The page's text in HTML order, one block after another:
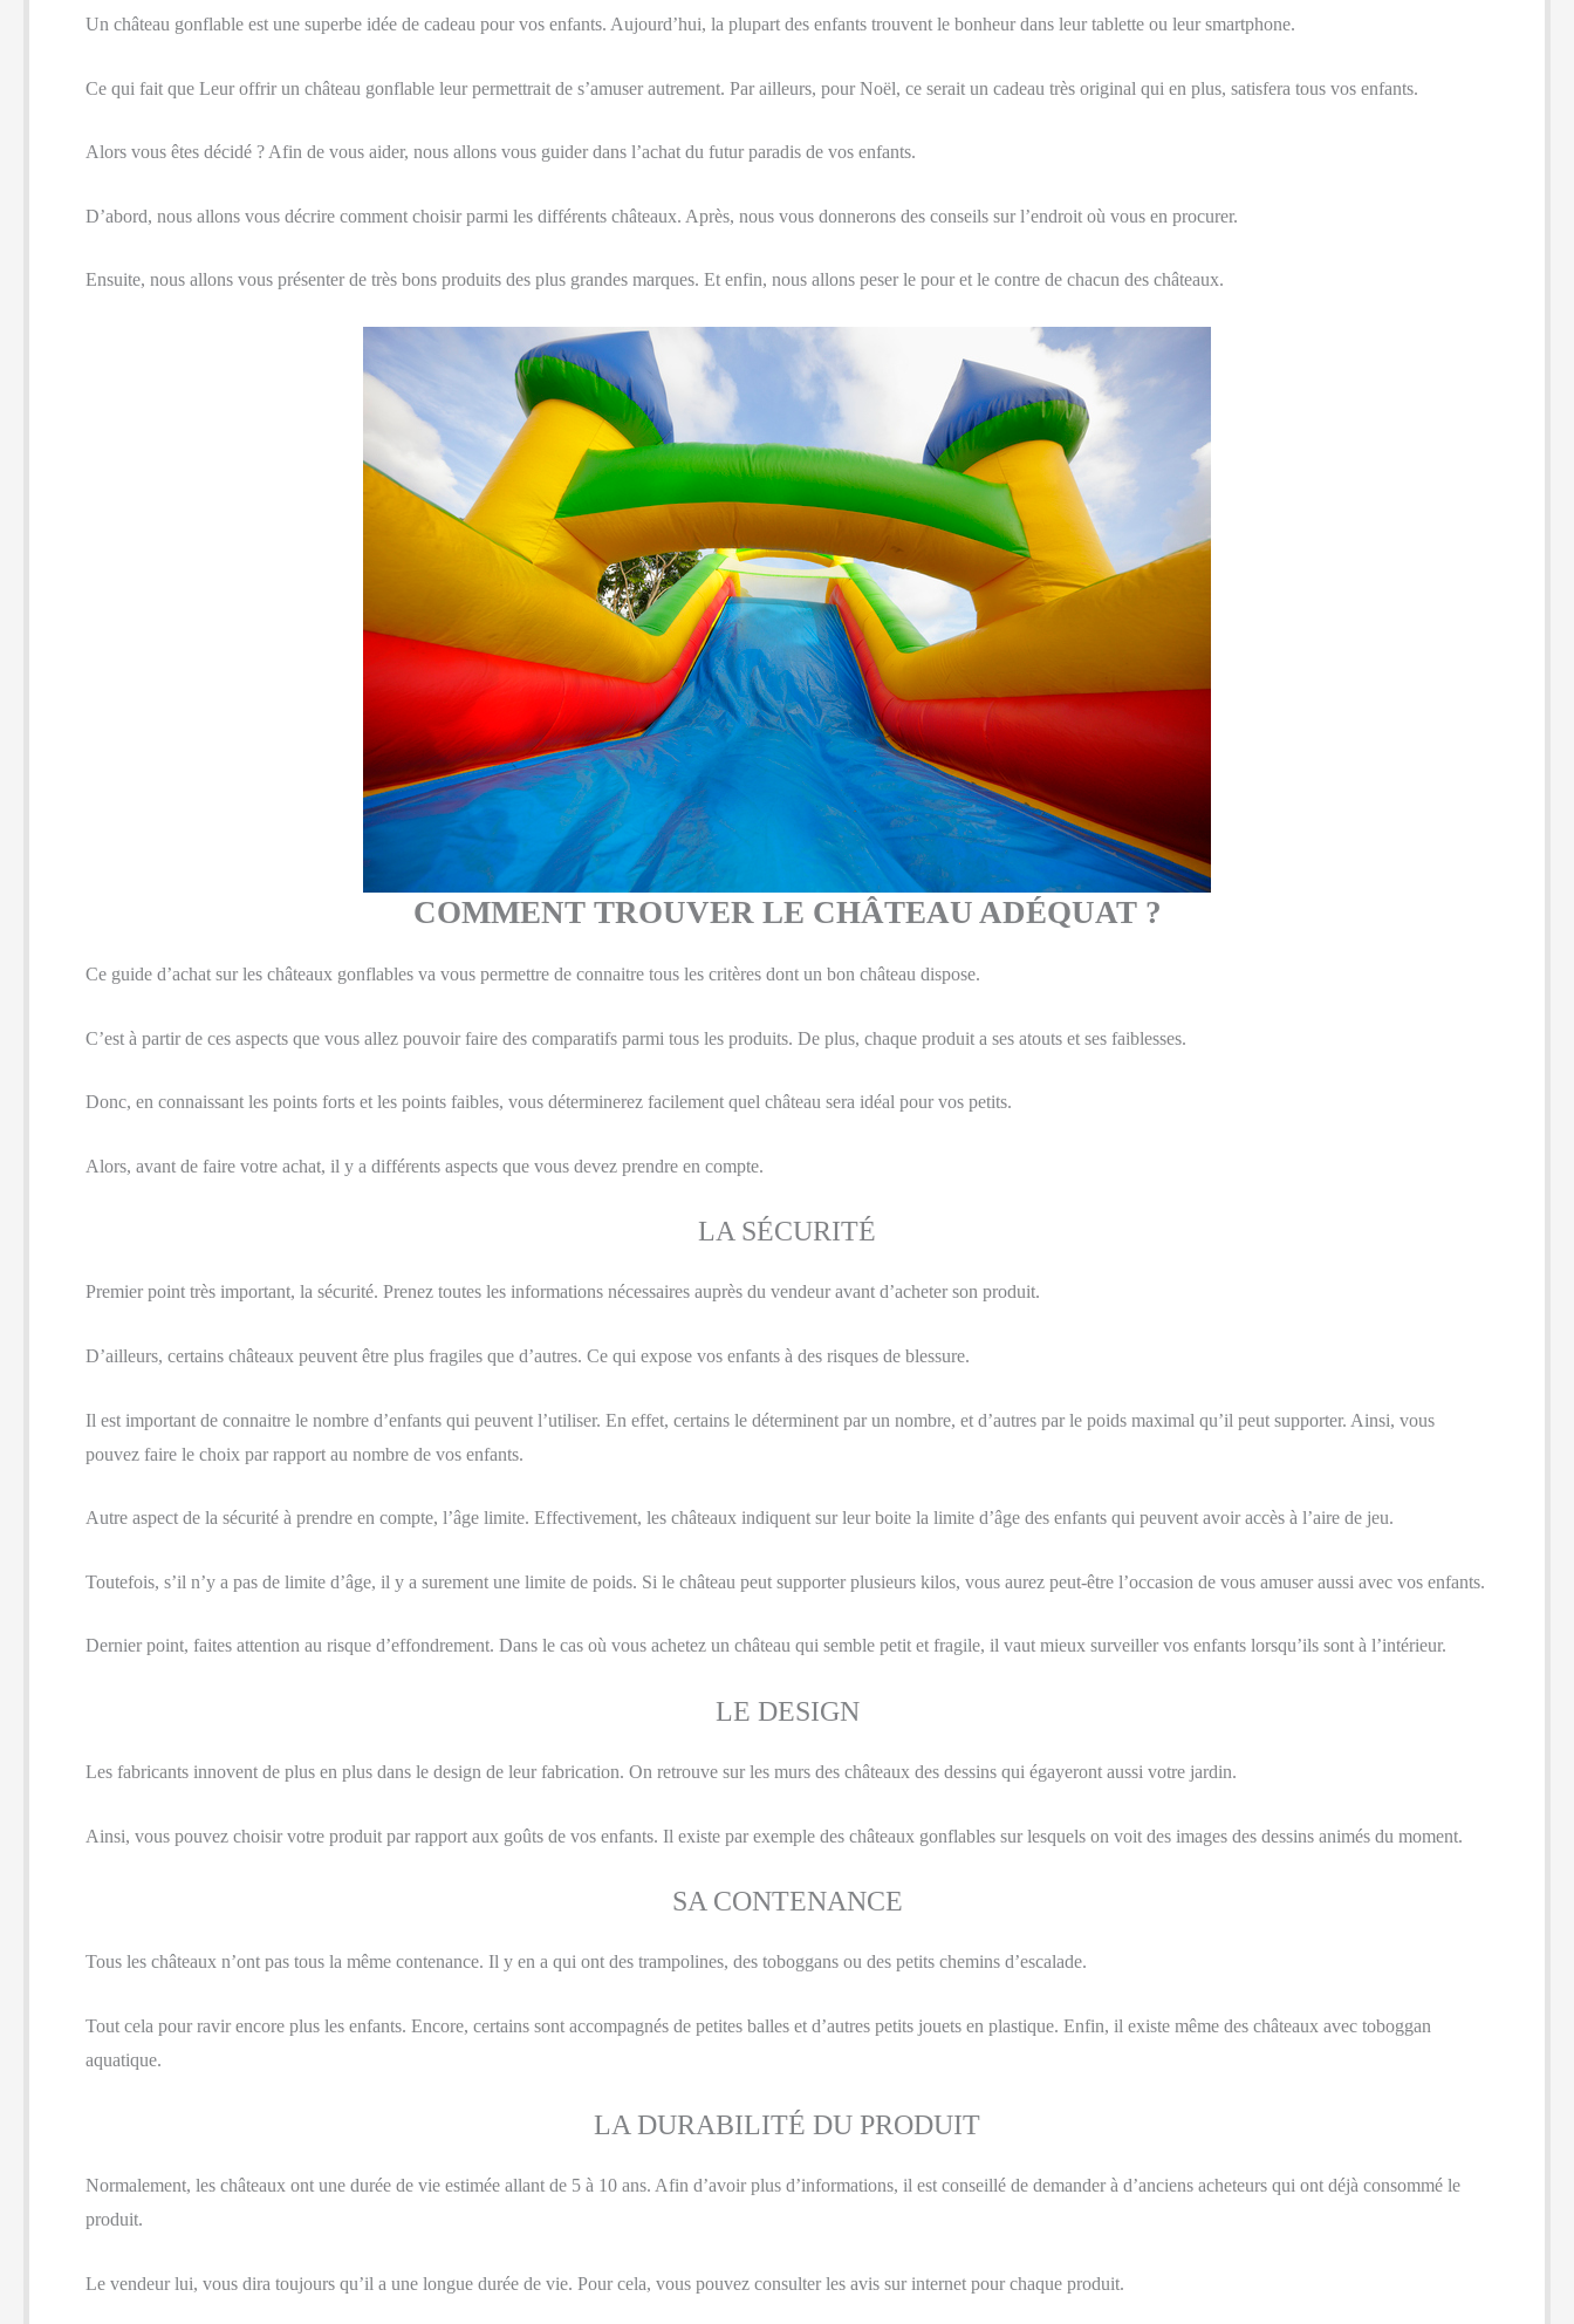
Un château gonflable est une superbe idée de cadeau pour vos enfants. Aujourd’hui, la plupart des enfants trouvent le bonheur dans leur tablette ou leur smartphone.
Ce qui fait que Leur offrir un château gonflable leur permettrait de s’amuser autrement. Par ailleurs, pour Noël, ce serait un cadeau très original qui en plus, satisfera tous vos enfants.
Alors vous êtes décidé ? Afin de vous aider, nous allons vous guider dans l’achat du futur paradis de vos enfants.
D’abord, nous allons vous décrire comment choisir parmi les différents châteaux. Après, nous vous donnerons des conseils sur l’endroit où vous en procurer.
Ensuite, nous allons vous présenter de très bons produits des plus grandes marques. Et enfin, nous allons peser le pour et le contre de chacun des châteaux.
COMMENT TROUVER LE CHÂTEAU ADÉQUAT ?
Ce guide d’achat sur les châteaux gonflables va vous permettre de connaitre tous les critères dont un bon château dispose.
C’est à partir de ces aspects que vous allez pouvoir faire des comparatifs parmi tous les produits. De plus, chaque produit a ses atouts et ses faiblesses.
Donc, en connaissant les points forts et les points faibles, vous déterminerez facilement quel château sera idéal pour vos petits.
Alors, avant de faire votre achat, il y a différents aspects que vous devez prendre en compte.
LA SÉCURITÉ
Premier point très important, la sécurité. Prenez toutes les informations nécessaires auprès du vendeur avant d’acheter son produit.
D’ailleurs, certains châteaux peuvent être plus fragiles que d’autres. Ce qui expose vos enfants à des risques de blessure.
Il est important de connaitre le nombre d’enfants qui peuvent l’utiliser. En effet, certains le déterminent par un nombre, et d’autres par le poids maximal qu’il peut supporter. Ainsi, vous
pouvez faire le choix par rapport au nombre de vos enfants.
Autre aspect de la sécurité à prendre en compte, l’âge limite. Effectivement, les châteaux indiquent sur leur boite la limite d’âge des enfants qui peuvent avoir accès à l’aire de jeu.
Toutefois, s’il n’y a pas de limite d’âge, il y a surement une limite de poids. Si le château peut supporter plusieurs kilos, vous aurez peut-être l’occasion de vous amuser aussi avec vos enfants.
Dernier point, faites attention au risque d’effondrement. Dans le cas où vous achetez un château qui semble petit et fragile, il vaut mieux surveiller vos enfants lorsqu’ils sont à l’intérieur.
LE DESIGN
Les fabricants innovent de plus en plus dans le design de leur fabrication. On retrouve sur les murs des châteaux des dessins qui égayeront aussi votre jardin.
Ainsi, vous pouvez choisir votre produit par rapport aux goûts de vos enfants. Il existe par exemple des châteaux gonflables sur lesquels on voit des images des dessins animés du moment.
SA CONTENANCE
Tous les châteaux n’ont pas tous la même contenance. Il y en a qui ont des trampolines, des toboggans ou des petits chemins d’escalade.
Tout cela pour ravir encore plus les enfants. Encore, certains sont accompagnés de petites balles et d’autres petits jouets en plastique. Enfin, il existe même des châteaux avec toboggan
aquatique.
LA DURABILITÉ DU PRODUIT
Normalement, les châteaux ont une durée de vie estimée allant de 5 à 10 ans. Afin d’avoir plus d’informations, il est conseillé de demander à d’anciens acheteurs qui ont déjà consommé le
produit.
Le vendeur lui, vous dira toujours qu’il a une longue durée de vie. Pour cela, vous pouvez consulter les avis sur internet pour chaque produit.